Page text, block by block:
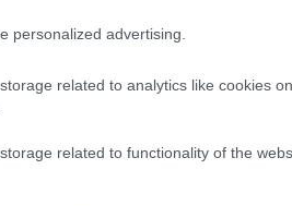
personalized advertising.
related to analytics like cookies on
related to functionality of the